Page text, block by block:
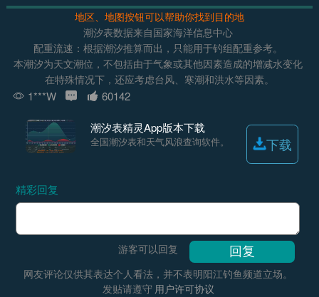
地区、地图按钮可以帮助你找到目的地
潮汐表数据来自国家海洋信息中心
配重流速：根据潮汐推算而出，只能用于钓组配重参考。
本潮汐为天文潮位，不包括由于气象或其他因素造成的增减水变化
在特殊情况下，还应考虑台风、寒潮和洪水等因素。
1***W 60142
潮汐表精灵App版本下载
全国潮汐表和天气风浪查询软件。 下载
精彩回复
游客可以回复
网友评论仅供其表达个人看法，并不表明阳江钓鱼频道立场。
发贴请遵守 用户许可协议